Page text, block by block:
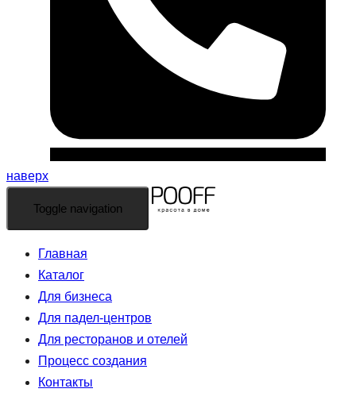
наверх
Toggle navigation
Главная
Каталог
Для бизнеса
Для падел-центров
Для ресторанов и отелей
Процесс создания
Контакты